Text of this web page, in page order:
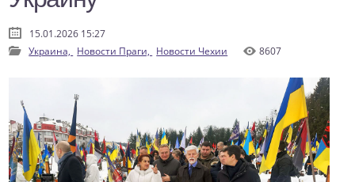
15.01.2026 15:27
Украина, Новости Праги, Новости Чехии 8607